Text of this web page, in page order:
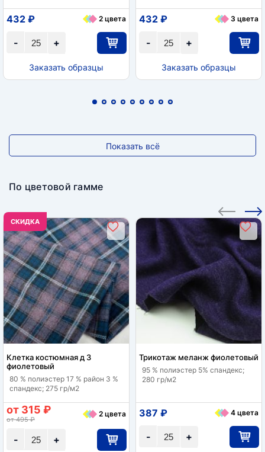
+
-
432 ₽ 2 цвета
Заказать образцы
+
-
432 ₽ 3 цвета
Заказать образцы
Показать всё
По цветовой гамме
CКИДКА
Клетка костюмная д 3
фиолетовый
80 % полиэстер 17 % район 3 %
спандекс; 275 гр/м2
+
-
от 315 ₽
от 495 ₽
2 цвета
Трикотаж меланж фиолетовый
95 % полиэстер 5% спандекс;
280 гр/м2
+
-
387 ₽ 4 цвета